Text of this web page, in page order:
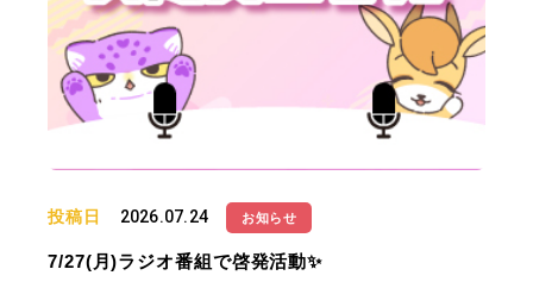
投稿日 2026.07.24 お知らせ
7/27(月)ラジオ番組で啓発活動✨